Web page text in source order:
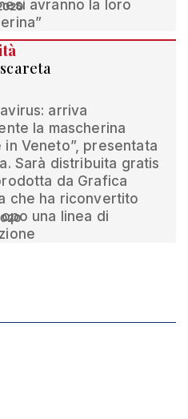
avranno la loro
arriva
la mascherina
in Veneto”, presentata
Sarà distribuita gratis
da Grafica
che ha riconvertito
una linea di